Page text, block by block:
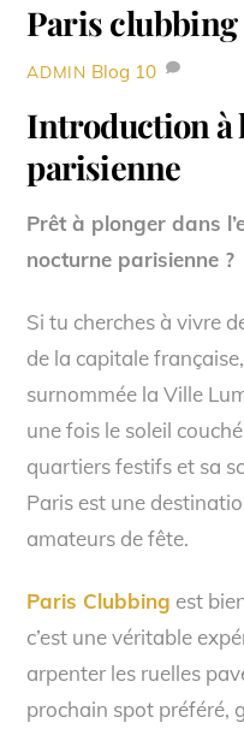
Paris clubbing
ADMIN Blog 10
Introduction à
parisienne
Prêt à plonger dans
nocturne parisienne ?
Si tu cherches à vivre
de la capitale
surnommée la Ville
une fois le soleil
quartiers festifs et sa
Paris est une
amateurs de fête.
Paris Clubbing est
c’est une véritable
arpenter les ruelles
prochain spot préféré,